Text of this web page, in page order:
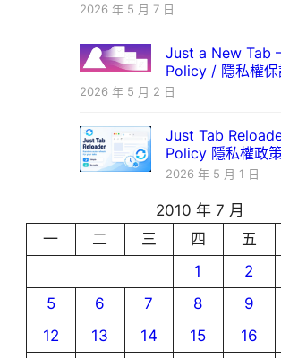
2026 年 5 月 7 日
Just a New Tab
Policy / 隱私權保
2026 年 5 月 2 日
Just Tab
Policy 隱私權政
2026 年 5 月 1 日
2010 年 7 月
一
二 三 四 五
1
2
5
6 7 8 9
12
13 14 15 16